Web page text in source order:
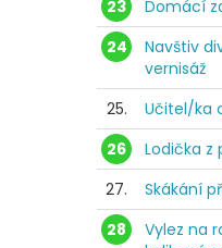
23
Domácí
24
Navštiv
vernisáž
25.
Učitel/ka
26
Lodička z
27.
Skákání
28
Vylez na